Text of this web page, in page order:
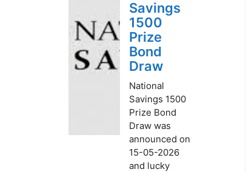
Savings
1500
Prize
Bond
Draw
National
Savings 1500
Prize Bond
Draw was
announced on
15-05-2026
and lucky